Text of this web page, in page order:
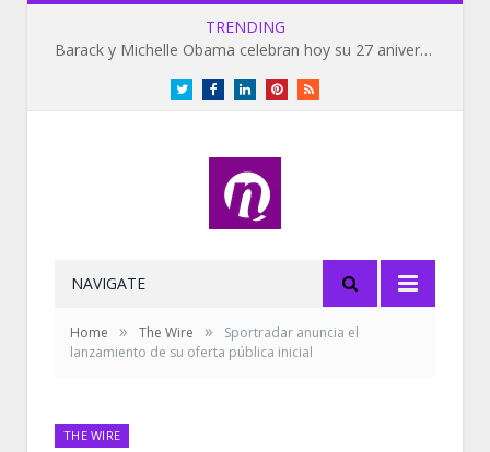
TRENDING
Barack y Michelle Obama celebran hoy su 27 aniversario de bodas
TwitterFacebookLinkedInPinterestRSS
NAVIGATE
Home » The Wire »
Sportradar anuncia el
lanzamiento de su oferta pública inicial
THE WIRE